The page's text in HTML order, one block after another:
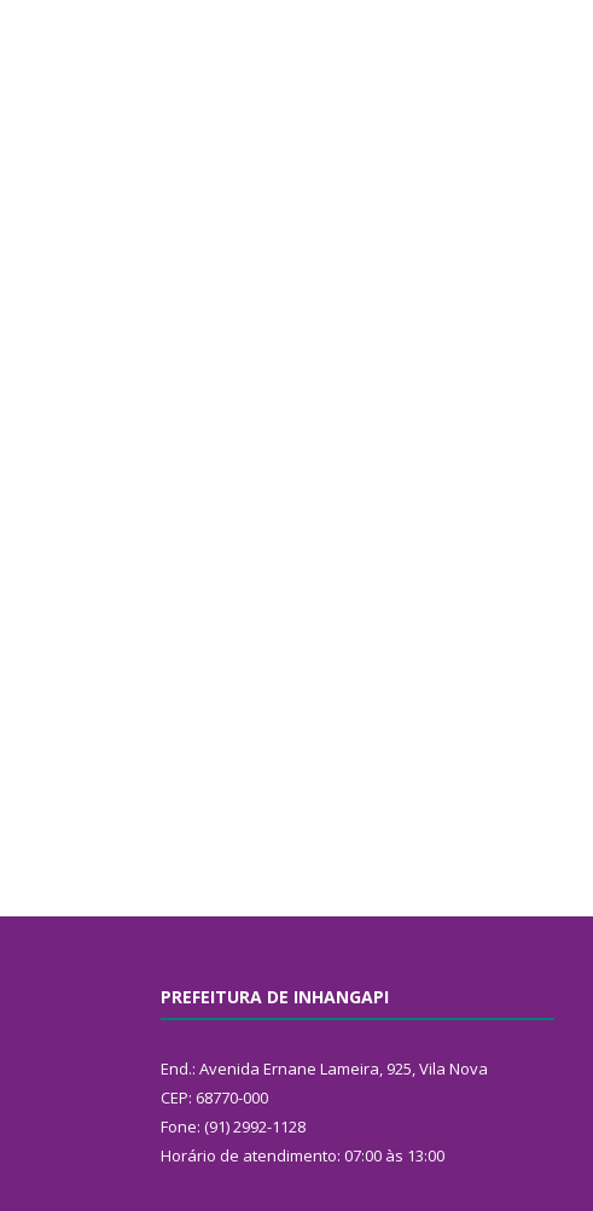
PREFEITURA DE INHANGAPI
End.: Avenida Ernane Lameira, 925, Vila Nova
CEP: 68770-000
Fone: (91) 2992-1128
Horário de atendimento: 07:00 às 13:00